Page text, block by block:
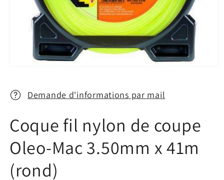
1
dans
modale
Demande d'informations par mail
Coque fil nylon de coupe
Oleo-Mac 3.50mm x 41m
(rond)